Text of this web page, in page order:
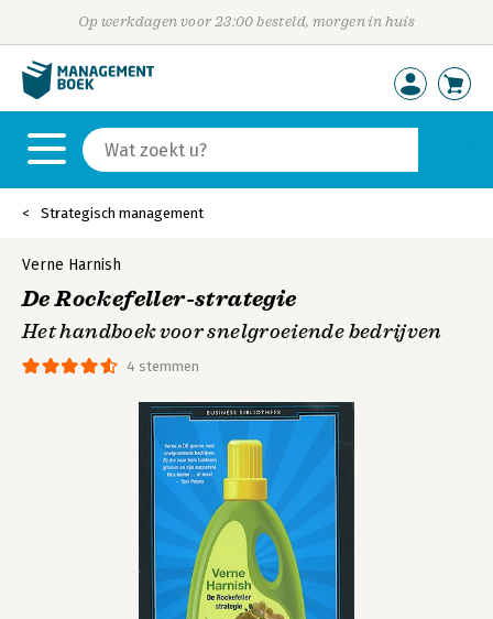
Op werkdagen voor 23:00 besteld, morgen in huis
Strategisch management
4 stemmen
Verne Harnish
De Rockefeller-strategie
Het handboek voor snelgroeiende bedrijven